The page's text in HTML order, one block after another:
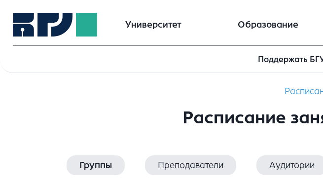
Университет Образование
Поддержать
Расписание
Группы Преподаватели Аудитории